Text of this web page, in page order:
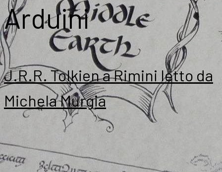
Arduini
J.R.R. Tolkien a Rimini letto da
Michela Murgia